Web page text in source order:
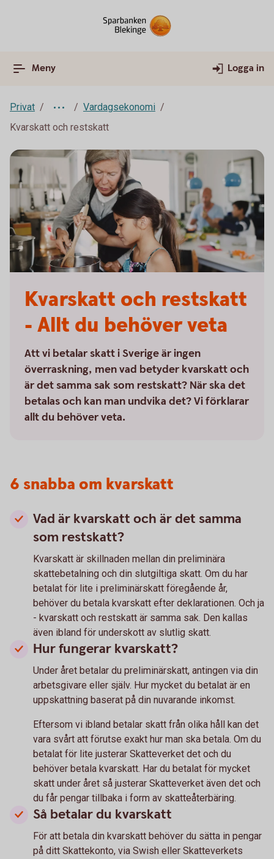
Meny Logga in
Privat
Vardagsekonomi
Kvarskatt och restskatt
Kvarskatt och restskatt
- Allt du behöver veta
Att vi betalar skatt i Sverige är ingen
överraskning, men vad betyder kvarskatt och
är det samma sak som restskatt? När ska det
betalas och kan man undvika det? Vi förklarar
allt du behöver veta.
6 snabba om kvarskatt
Vad är kvarskatt och är det samma
som restskatt?
Kvarskatt är skillnaden mellan din preliminära
skattebetalning och din slutgiltiga skatt. Om du har
betalat för lite i preliminärskatt föregående år,
behöver du betala kvarskatt efter deklarationen. Och ja
- kvarskatt och restskatt är samma sak. Den kallas
även ibland för underskott av slutlig skatt.
Hur fungerar kvarskatt?
Under året betalar du preliminärskatt, antingen via din
arbetsgivare eller själv. Hur mycket du betalat är en
uppskattning baserat på din nuvarande inkomst.
Eftersom vi ibland betalar skatt från olika håll kan det
vara svårt att förutse exakt hur man ska betala. Om du
betalat för lite justerar Skatteverket det och du
behöver betala kvarskatt. Har du betalat för mycket
skatt under året så justerar Skatteverket även det och
du får pengar tillbaka i form av skatteåterbäring.
Så betalar du kvarskatt
För att betala din kvarskatt behöver du sätta in pengar
på ditt Skattekonto, via Swish eller Skatteverkets